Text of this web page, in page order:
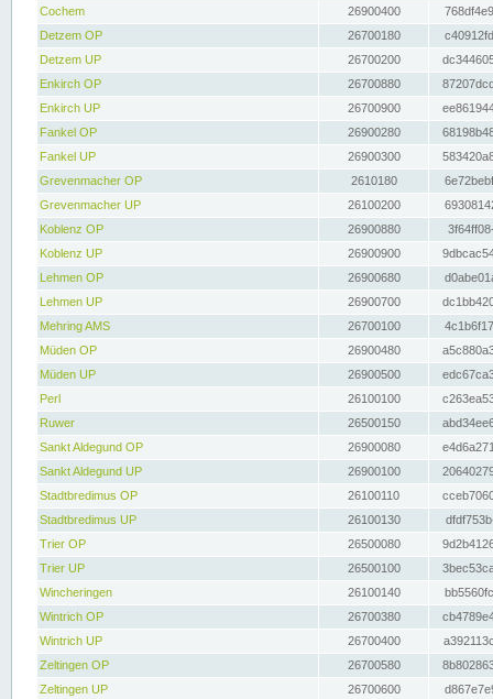
Cochem
26900400
Detzem OP
26700180
Detzem UP
26700200
Enkirch OP
26700880
Enkirch UP
26700900
Fankel OP
26900280
Fankel UP
26900300
Grevenmacher OP
2610180
Grevenmacher UP
26100200
Koblenz OP
26900880
Koblenz UP
26900900
Lehmen OP
26900680
Lehmen UP
26900700
Mehring AMS
26700100
Müden OP
26900480
Müden UP
26900500
Perl
26100100
Ruwer
26500150
Sankt Aldegund OP
26900080
Sankt Aldegund UP
26900100
Stadtbredimus OP
26100110
Stadtbredimus UP
26100130
Trier OP
26500080
Trier UP
26500100
Wincheringen
26100140
Wintrich OP
26700380
Wintrich UP
26700400
Zeltingen OP
26700580
Zeltingen UP
26700600